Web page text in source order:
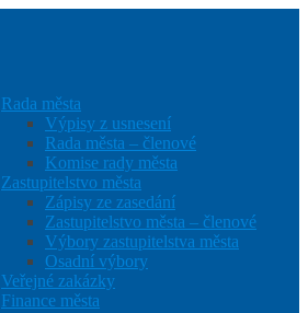
Rada města
Výpisy z usnesení
Rada města – členové
Komise rady města
Zastupitelstvo města
Zápisy ze zasedání
Zastupitelstvo města – členové
Výbory zastupitelstva města
Osadní výbory
Veřejné zakázky
Finance města